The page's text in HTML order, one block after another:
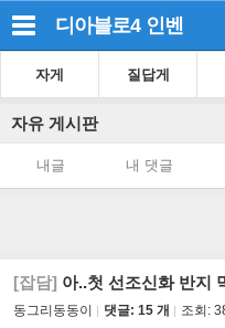
디아블로4 인벤
자게 질답게
자유 게시판
내글 내 댓글
[잡담] 아..첫 선조신화 반지
동그리동동이 댓글: 15 개 조회: